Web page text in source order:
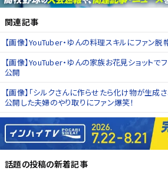
関連記事
【画像】YouTuber・ゆんの料理スキルにファン
【画像】YouTuber・ゆんの家族お花見ショットで
公開
【画像】「シルクさんに作らせたら化け物が生成
公開した夫婦のやり取りにファン爆笑！
話題の投稿の新着記事